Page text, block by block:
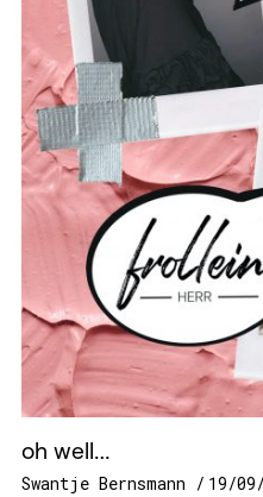
oh well…
Swantje Bernsmann 19/